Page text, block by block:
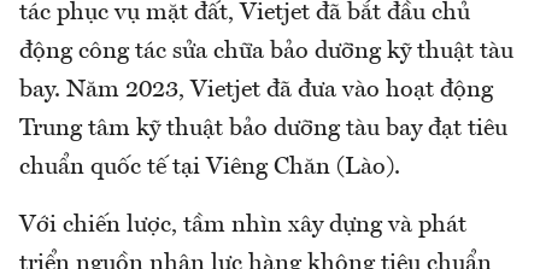
tác phục vụ mặt đất, Vietjet đã bắt đầu chủ
động công tác sửa chữa bảo dưỡng kỹ thuật tàu
bay. Năm 2023, Vietjet đã đưa vào hoạt động
Trung tâm kỹ thuật bảo dưỡng tàu bay đạt tiêu
chuẩn quốc tế tại Viêng Chăn (Lào).
Với chiến lược, tầm nhìn xây dựng và phát